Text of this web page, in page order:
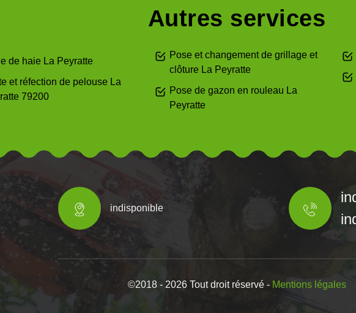
Autres services
de haie La Peyratte
et réfection de pelouse La
79200
Pose et changement de grillage et
clôture La Peyratte
Pose de gazon en rouleau La
Peyratte
indisponible
©2018 - 2026 Tout droit réservé - Mentions légales